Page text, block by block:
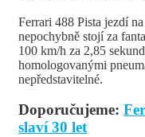
Ferrari 488 Pista jezdí
nepochybně stojí za
100 km/h za 2,85
homologovanými
nepředstavitelné.
Doporučujeme:
slaví 30 let